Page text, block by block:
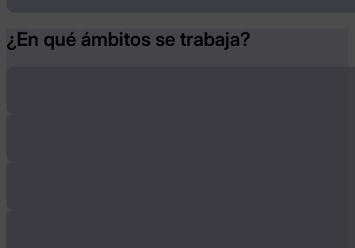
¿En qué ámbitos se trabaja?